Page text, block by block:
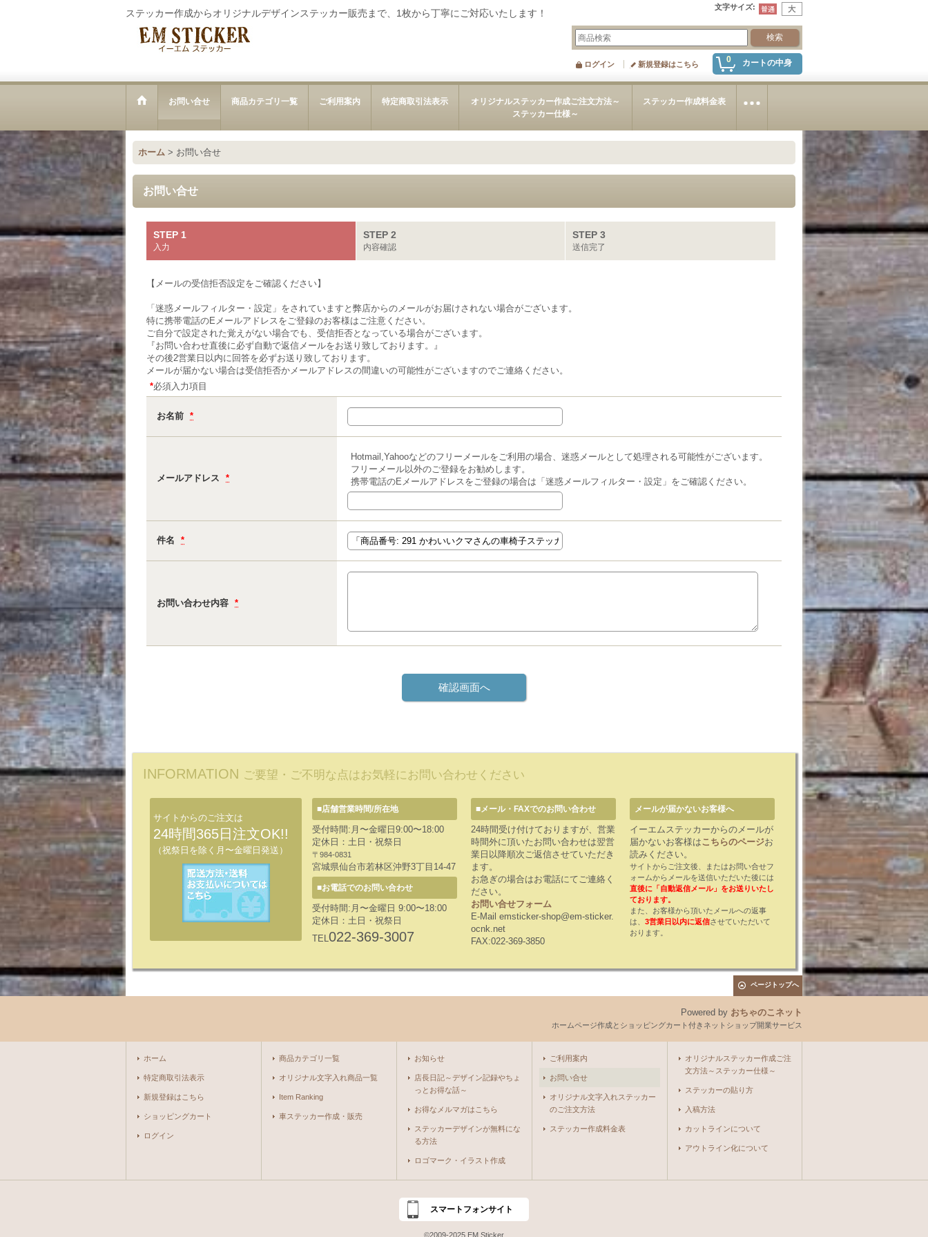
ステッカー作成からオリジナルデザインステッカー販売まで、1枚から丁寧にご対応いたします！
文字サイズ:
0 カートの中身
ログイン 新規登録はこちら
お問い合せ 商品カテゴリ一覧 ご利用案内 特定商取引法表示
オリジナルステッカー作成ご注文方法～
ステッカー仕様～
ステッカー作成料金表
ホーム > お問い合せ
お問い合せ
STEP 1
入力
STEP 2
内容確認
STEP 3
送信完了
【メールの受信拒否設定をご確認ください】
「迷惑メールフィルター・設定」をされていますと弊店からのメールがお届けされない場合がございます。
特に携帯電話のEメールアドレスをご登録のお客様はご注意ください。
ご自分で設定された覚えがない場合でも、受信拒否となっている場合がございます。
『お問い合わせ直後に必ず自動で返信メールをお送り致しております。』
その後2営業日以内に回答を必ずお送り致しております。
メールが届かない場合は受信拒否かメールアドレスの間違いの可能性がございますのでご連絡ください。
*必須入力項目
お名前 *
メールアドレス *
Hotmail,Yahooなどのフリーメールをご利用の場合、迷惑メールとして処理される可能性がございます。
フリーメール以外のご登録をお勧めします。
携帯電話のEメールアドレスをご登録の場合は「迷惑メールフィルター・設定」をご確認ください。
件名 *
お問い合わせ内容 *
INFORMATION ご要望・ご不明な点はお気軽にお問い合わせください
サイトからのご注文は
24時間365日注文OK!!
（祝祭日を除く月〜金曜日発送）
■店舗営業時間/所在地
受付時間:月〜金曜日9:00〜18:00
定休日：土日・祝祭日
〒984-0831
宮城県仙台市若林区沖野3丁目14-47
■お電話でのお問い合わせ
受付時間:月〜金曜日 9:00〜18:00
定休日：土日・祝祭日
TEL022-369-3007
■メール・FAXでのお問い合わせ
24時間受け付けておりますが、営業
時間外に頂いたお問い合わせは翌営
業日以降順次ご返信させていただき
ます。
お急ぎの場合はお電話にてご連絡く
ださい。
お問い合せフォーム
E-Mail emsticker-shop@em-sticker.
ocnk.net
FAX:022-369-3850
メールが届かないお客様へ
イーエムステッカーからのメールが
届かないお客様はこちらのページお
読みください。
サイトからご注文後、またはお問い合せフ
ォームからメールを送信いただいた後には
直後に「自動返信メール」をお送りいたし
ております。
また、お客様から頂いたメールへの返事
は、 3営業日以内に返信させていただいて
おります。
ページトップへ
Powered by おちゃのこネット
ホームページ作成とショッピングカート付きネットショップ開業サービス
ホーム
特定商取引法表示
新規登録はこちら
ショッピングカート
ログイン
商品カテゴリ一覧
オリジナル文字入れ商品一覧
Item Ranking
車ステッカー作成・販売
お知らせ
店長日記～デザイン記録やちょ
っとお得な話～
お得なメルマガはこちら
ステッカーデザインが無料にな
る方法
ロゴマーク・イラスト作成
ご利用案内
お問い合せ
オリジナル文字入れステッカー
のご注文方法
ステッカー作成料金表
オリジナルステッカー作成ご注
文方法～ステッカー仕様～
ステッカーの貼り方
入稿方法
カットラインについて
アウトライン化について
スマートフォンサイト
©2009-2025 EM Sticker